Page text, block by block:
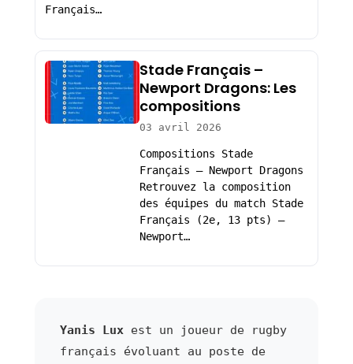
Français…
Stade Français –
Newport Dragons: Les
compositions
03 avril 2026
Compositions Stade
Français – Newport Dragons
Retrouvez la composition
des équipes du match Stade
Français (2e, 13 pts) –
Newport…
Yanis Luxest un joueur de rugby
français évoluant au poste de